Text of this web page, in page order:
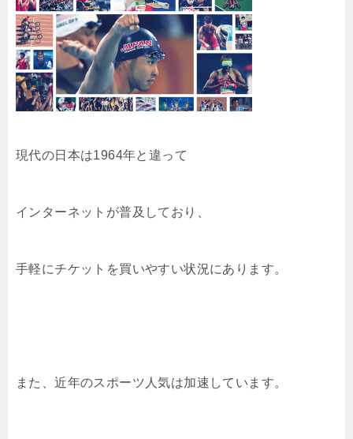
現代の日本は1964年と違って
インターネットが普及しており、
手軽にチケットを買いやすい状況にあります。
また、近年のスポーツ人気は加速しています。